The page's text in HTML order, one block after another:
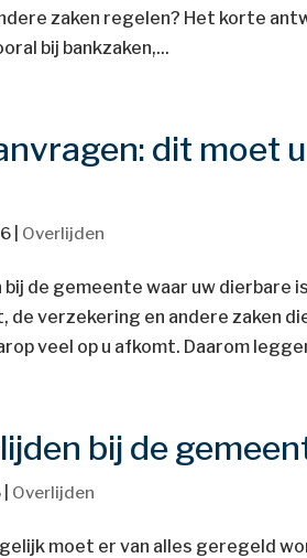
zaken regelen? Het korte
bij bankzaken,...
dit moet
Overlijden
de gemeente waar uw dierbare
verzekering en andere zaken
veel op u afkomt. Daarom
bij de
Overlijden
moet er van alles geregeld